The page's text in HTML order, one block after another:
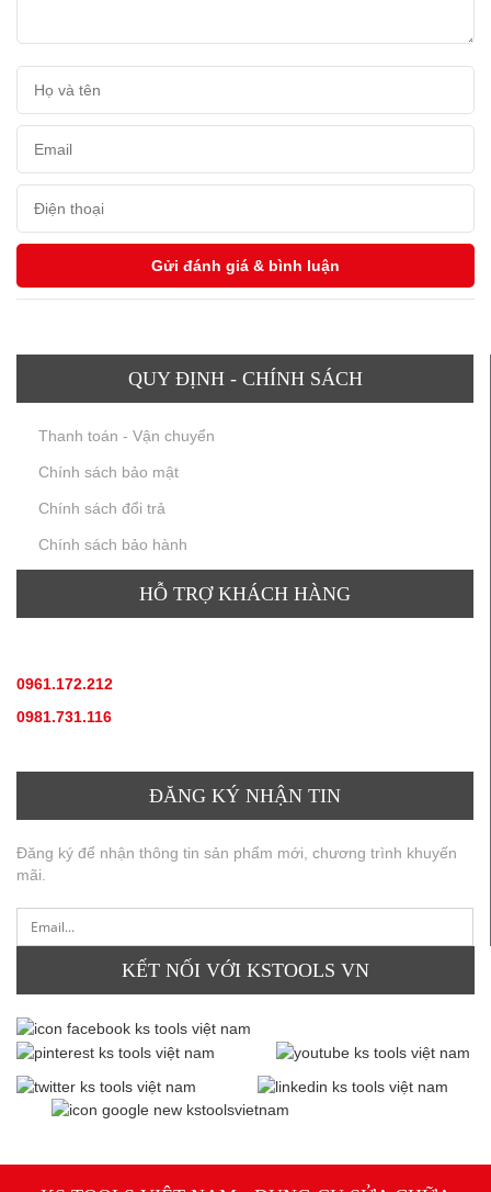
QUY ĐỊNH - CHÍNH SÁCH
Thanh toán - Vận chuyển
Chính sách bảo mật
Chính sách đổi trả
Chính sách bảo hành
HỖ TRỢ KHÁCH HÀNG
0961.172.212
0981.731.116
ĐĂNG KÝ NHẬN TIN
Đăng ký để nhận thông tin sản phẩm mới, chương trình khuyến
mãi.
KẾT NỐI VỚI KSTOOLS VN